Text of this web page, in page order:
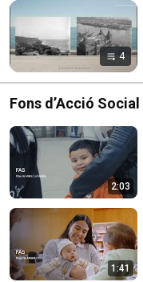
4
Fons d’Acció Social | Fondo de Acción Social |
Social Action Fund
2:03
1:41